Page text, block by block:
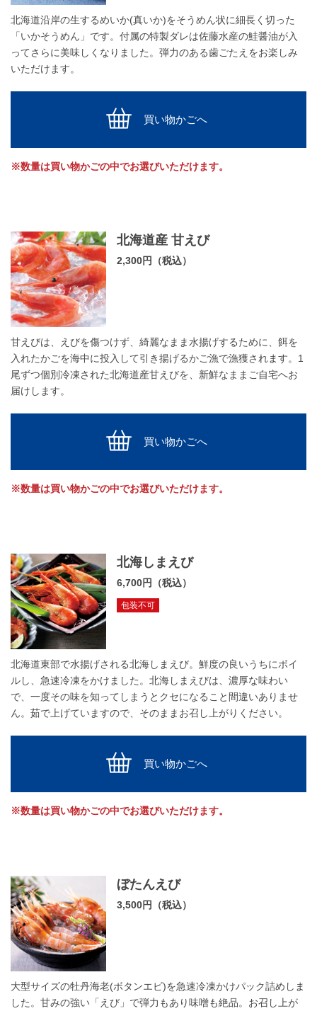
北海道沿岸の生するめいか(真いか)をそうめん状に細長く切った
「いかそうめん」です。付属の特製ダレは佐藤水産の鮭醤油が入
ってさらに美味しくなりました。弾力のある歯ごたえをお楽しみ
いただけます。
買い物かごへ
※数量は買い物かごの中でお選びいただけます。
北海道産 甘えび
2,300円（税込）
甘えびは、えびを傷つけず、綺麗なまま水揚げするために、餌を
入れたかごを海中に投入して引き揚げるかご漁で漁獲されます。1
尾ずつ個別冷凍された北海道産甘えびを、新鮮なままご自宅へお
届けします。
買い物かごへ
※数量は買い物かごの中でお選びいただけます。
北海しまえび
6,700円（税込）
包装不可
北海道東部で水揚げされる北海しまえび。鮮度の良いうちにボイ
ルし、急速冷凍をかけました。北海しまえびは、濃厚な味わい
で、一度その味を知ってしまうとクセになること間違いありませ
ん。茹で上げていますので、そのままお召し上がりください。
買い物かごへ
※数量は買い物かごの中でお選びいただけます。
ぼたんえび
3,500円（税込）
大型サイズの牡丹海老(ボタンエビ)を急速冷凍かけパック詰めしま
した。甘みの強い「えび」で弾力もあり味噌も絶品。お召し上が